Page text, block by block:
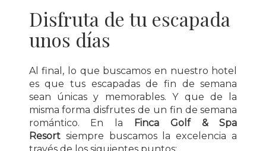
Disfruta de tu escapada
unos días
Al final, lo que buscamos en nuestro hotel
es que tus escapadas de fin de semana
sean únicas y memorables. Y que de la
misma forma disfrutes de un fin de semana
romántico. En la
Finca Golf & Spa
Resortsiempre buscamos la excelencia a